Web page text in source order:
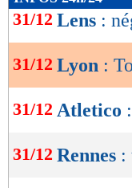
de
OK
31/12 Lens :
31/12 Lyon :
31/12 Atletico
31/12 Rennes :